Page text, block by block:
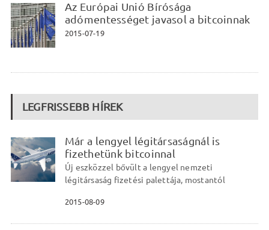
Az Európai Unió Bírósága
adómentességet javasol a bitcoinnak
2015-07-19
LEGFRISSEBB HÍREK
Már a lengyel légitársaságnál is
fizethetünk bitcoinnal
Új eszközzel bővült a lengyel nemzeti
légitársaság fizetési palettája, mostantól
2015-08-09